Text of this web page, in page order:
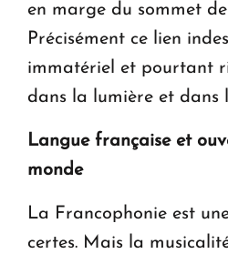
en marge du sommet de
Précisément ce lien
immatériel et pourtant
dans la lumière et dans
Langue française et
monde
La Francophonie est
certes. Mais la